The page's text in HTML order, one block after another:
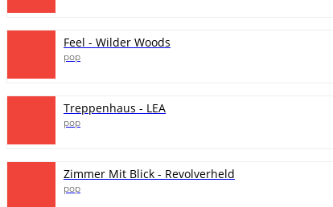
Feel - Wilder Woods
pop
Treppenhaus - LEA
pop
Zimmer Mit Blick - Revolverheld
pop